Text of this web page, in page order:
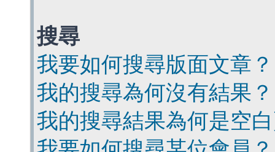
搜尋
我要如何搜尋版面文章？
我的搜尋為何沒有結果？
我的搜尋結果為何是空